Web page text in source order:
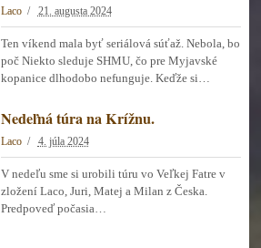
Laco 21. augusta 2024
Ten víkend mala byť seriálová súťaž. Nebola, bo
poč Niekto sleduje SHMU, čo pre Myjavské
kopanice dlhodobo nefunguje. Keďže si…
Nedeľná túra na Krížnu.
Laco 4. júla 2024
V nedeľu sme si urobili túru vo Veľkej Fatre v
zložení Laco, Juri, Matej a Milan z Česka.
Predpoveď počasia…